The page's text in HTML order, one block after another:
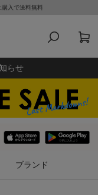
入で送料無料
らせ
ブランド